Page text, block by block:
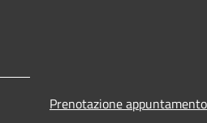
Prenotazione appuntamento